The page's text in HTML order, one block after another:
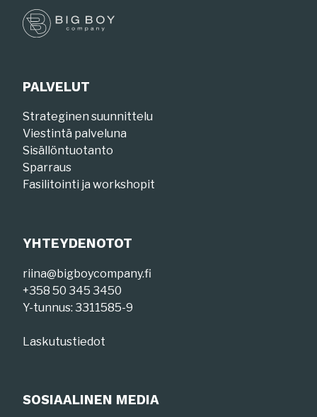
PALVELUT
Strateginen suunnittelu
Viestintä palveluna
Sisällöntuotanto
Sparraus
Fasilitointi ja workshopit
YHTEYDENOTOT
riina@bigboycompany.fi
+358 50 345 3450
Y-tunnus: 3311585-9
Laskutustiedot
SOSIAALINEN MEDIA